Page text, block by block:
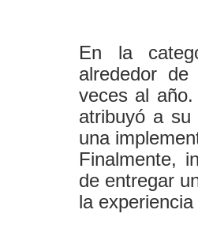
En la
alrededor
veces al
atribuyó a su
una
Finalmente,
de entregar
la